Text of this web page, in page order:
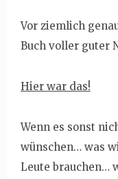
Vor ziemlich
Buch voller guter
Hier war das!
Wenn es sonst
wünschen… was
Leute brauchen…